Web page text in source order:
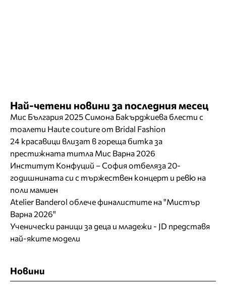
Най-четени новини за последния месец
Мис България 2025 Симона Бакърджиева блести с
тоалети Haute couture от Bridal Fashion
24 красавици влизат в гореща битка за
престижната титла Мис Варна 2026
Институт Конфуций – София отбеляза 20-
годишнината си с тържествен концерт и ревю на
поли мамиен
Atelier Banderol облече финалистите на "Мистър
Варна 2026"
Ученически раници за деца и младежи - JD представя
най-яките модели
Новини